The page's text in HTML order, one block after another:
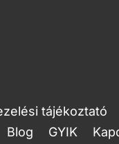
tájékoztató
Blog
GYIK